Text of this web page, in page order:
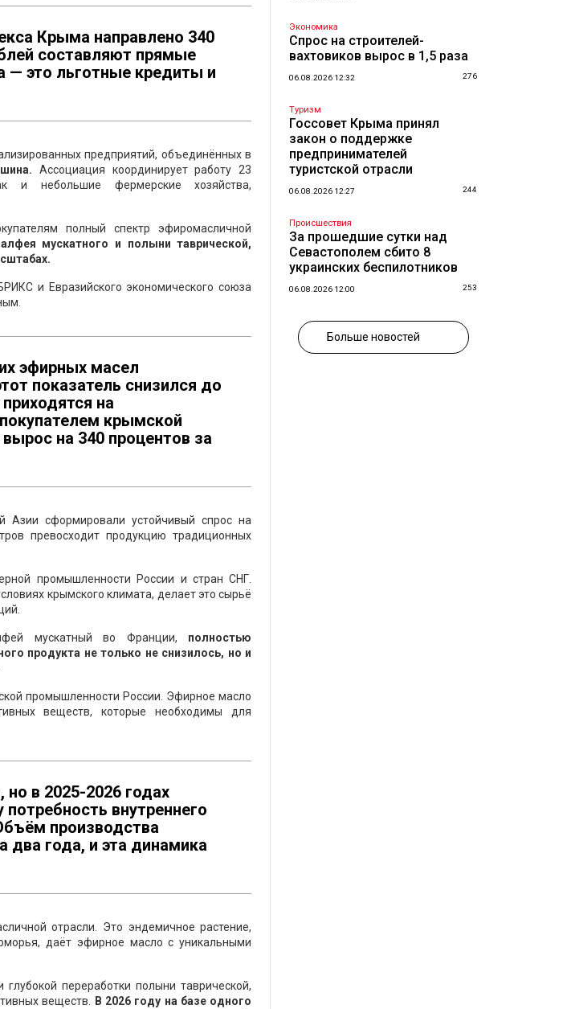
Крыма направлено 340
составляют прямые
— это льготные кредиты и
предприятий, объединённых в
Ассоциация координирует работу 23
и небольшие фермерские хозяйства,
полный спектр эфиромасличной
мускатного и полыни таврической,
и Евразийского экономического союза
эфирных масел
показатель снизился до
на
крымской
на 340 процентов за
Азии сформировали устойчивый спрос на
превосходит продукцию традиционных
промышленности России и стран СНГ.
крымского климата, делает это сырьё
мускатный во Франции, полностью
продукта не только не снизилось, но и
промышленности России. Эфирное масло
веществ, которые необходимы для
в 2025-2026 годах
внутреннего
производства
два года, и эта динамика
отрасли. Это эндемичное растение,
даёт эфирное масло с уникальными
переработки полыни таврической,
веществ.
В 2026 году на базе одного
Экономика
Спрос на строителей-
вахтовиков вырос в 1,5 раза
06.08.2026 12:32 276
Туризм
Госсовет Крыма принял
закон о поддержке
предпринимателей
туристской отрасли
06.08.2026 12:27 244
Происшествия
За прошедшие сутки над
Севастополем сбито 8
украинских беспилотников
06.08.2026 12:00 253
Больше новостей